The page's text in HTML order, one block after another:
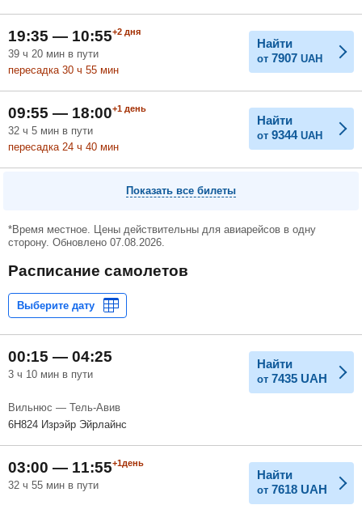
19:35 — 10:55+2 дня
39 ч 20 мин в пути
пересадка 30 ч 55 мин
Найти
от 7907 UAH
09:55 — 18:00+1 день
32 ч 5 мин в пути
пересадка 24 ч 40 мин
Найти
от 9344 UAH
Показать все билеты
*Время местное. Цены действительны для авиарейсов в одну
сторону. Обновлено 07.08.2026.
Расписание самолетов
00:15 — 04:25
3 ч 10 мин в пути
Найти
от 7435 UAH
Вильнюс — Тель-Авив
6H824 Изрэйр Эйрлайнc
03:00 — 11:55+1день
32 ч 55 мин в пути
Найти
от 7618 UAH